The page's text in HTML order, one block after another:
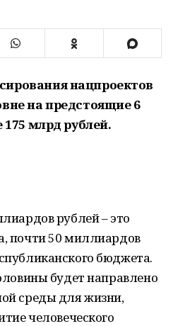
нацпроектов
на предстоящие 6
175 млрд рублей.
рублей – это
почти 50 миллиардов
бюджета.
будет направлено
среды для жизни,
человеческого